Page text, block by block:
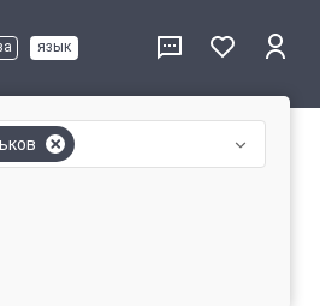
язык